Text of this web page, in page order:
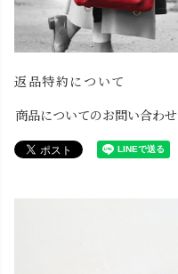
返品特約について
商品についてのお問い合わせ